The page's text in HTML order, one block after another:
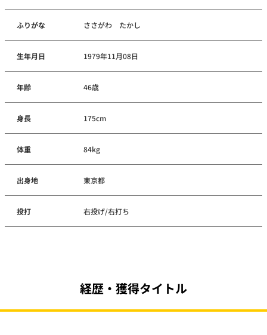
ふりがな ささがわ たかし
生年月日 1979年11月08日
年齢 46歳
身長 175cm
体重 84kg
出身地 東京都
投打 右投げ/右打ち
経歴・獲得タイトル